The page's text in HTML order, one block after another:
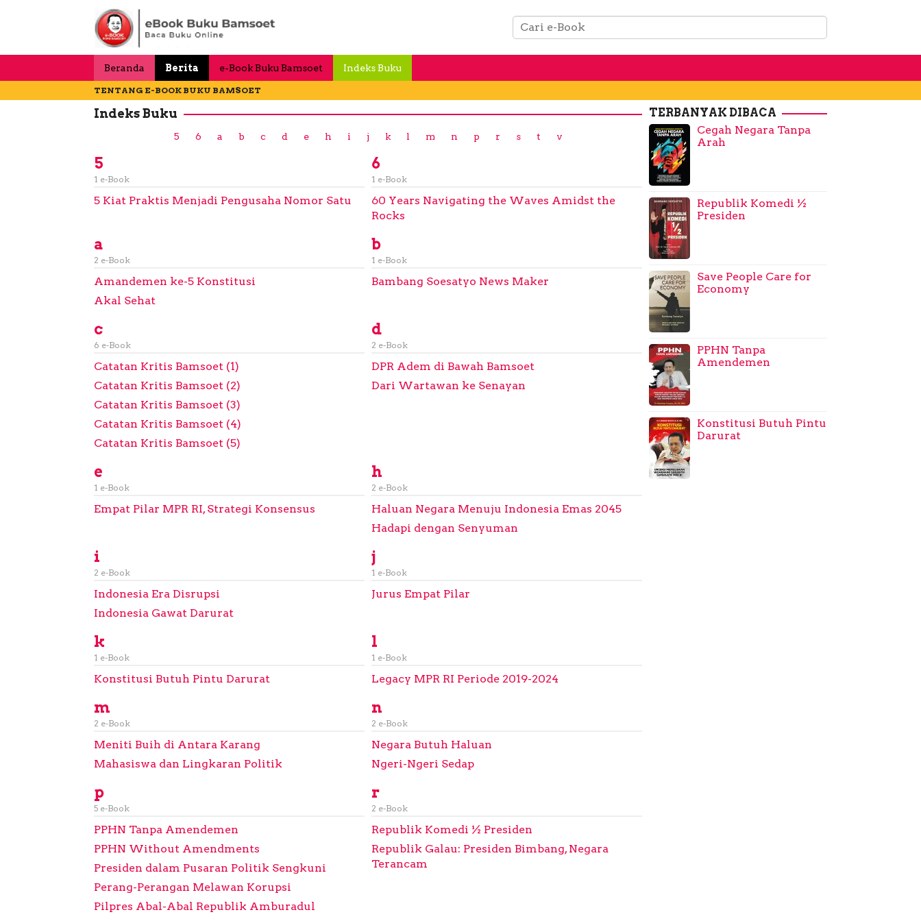
Beranda Berita e-Book Buku Bamsoet Indeks Buku
TENTANG E-BOOK BUKU BAMSOET
Indeks Buku
5 6 a b c d e h i j k l m n p r s t v
5
1 e-Book
5 Kiat Praktis Menjadi Pengusaha Nomor Satu
6
1 e-Book
60 Years Navigating the Waves Amidst the
Rocks
a
2 e-Book
Amandemen ke-5 Konstitusi
Akal Sehat
b
1 e-Book
Bambang Soesatyo News Maker
c
6 e-Book
Catatan Kritis Bamsoet (1)
Catatan Kritis Bamsoet (2)
Catatan Kritis Bamsoet (3)
Catatan Kritis Bamsoet (4)
Catatan Kritis Bamsoet (5)
d
2 e-Book
DPR Adem di Bawah Bamsoet
Dari Wartawan ke Senayan
e
1 e-Book
Empat Pilar MPR RI, Strategi Konsensus
h
2 e-Book
Haluan Negara Menuju Indonesia Emas 2045
Hadapi dengan Senyuman
i
2 e-Book
Indonesia Era Disrupsi
Indonesia Gawat Darurat
j
1 e-Book
Jurus Empat Pilar
k
1 e-Book
Konstitusi Butuh Pintu Darurat
l
1 e-Book
Legacy MPR RI Periode 2019-2024
m
2 e-Book
Meniti Buih di Antara Karang
Mahasiswa dan Lingkaran Politik
n
2 e-Book
Negara Butuh Haluan
Ngeri-Ngeri Sedap
p
5 e-Book
PPHN Tanpa Amendemen
PPHN Without Amendments
Presiden dalam Pusaran Politik Sengkuni
Perang-Perangan Melawan Korupsi
Pilpres Abal-Abal Republik Amburadul
r
2 e-Book
Republik Komedi ½ Presiden
Republik Galau: Presiden Bimbang, Negara
Terancam
TERBANYAK DIBACA
Cegah Negara Tanpa
Arah
Republik Komedi ½
Presiden
Save People Care for
Economy
PPHN Tanpa
Amendemen
Konstitusi Butuh Pintu
Darurat